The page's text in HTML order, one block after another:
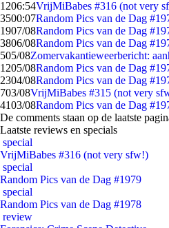
1206:54VrijMiBabes #316 (not very
3500:07Random Pics van de Dag
1907/08Random Pics van de Dag
3806/08Random Pics van de Dag
505/08Zomervakantieweerbericht:
1205/08Random Pics van de Dag
2304/08Random Pics van de Dag
703/08VrijMiBabes #315 (not very
4103/08Random Pics van de Dag
De comments staan op de laatste
Laatste reviews en specials
special
VrijMiBabes #316 (not very sfw!)
special
Random Pics van de Dag #1979
special
Random Pics van de Dag #1978
review